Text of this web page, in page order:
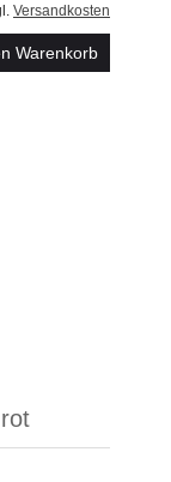
Versandkosten
Warenkorb